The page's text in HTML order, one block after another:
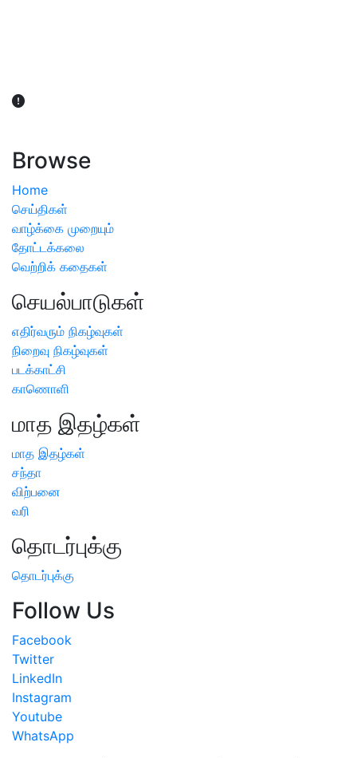
Browse
Home
செய்திகள்
வாழ்க்கை முறையும்
தோட்டக்கலை
வெற்றிக் கதைகள்
செயல்பாடுகள்
எதிர்வரும் நிகழ்வுகள்
நிறைவு நிகழ்வுகள்
படக்காட்சி
காணொளி
மாத இதழ்கள்
மாத இதழ்கள்
சந்தா
விற்பனை
வரி
தொடர்புக்கு
தொடர்புக்கு
Follow Us
Facebook
Twitter
LinkedIn
Instagram
Youtube
WhatsApp